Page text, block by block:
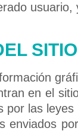
usuario,
en el
por las
enviados